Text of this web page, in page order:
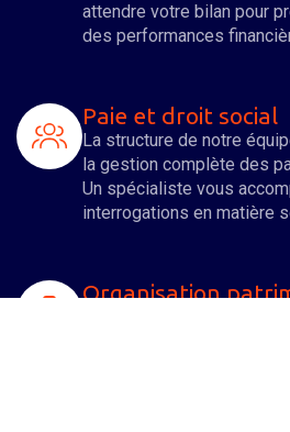
attendre votre bilan pour
des performances
Paie et droit social
La structure de notre
la gestion complète des
Un spécialiste vous
interrogations en matière
Organisation